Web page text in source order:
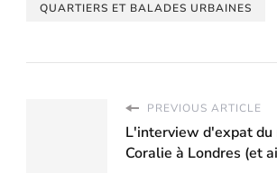
QUARTIERS ET BALADES URBAINES
PREVIOUS ARTICLE
L'interview d'expat du
Coralie à Londres (et